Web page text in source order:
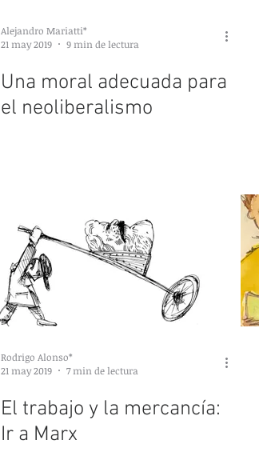
Alejandro Mariatti*
21 may 2019
9 min de lectura
Una moral adecuada para
el neoliberalismo
Rodrigo Alonso*
21 may 2019
7 min de lectura
El trabajo y la mercancía:
Ir a Marx